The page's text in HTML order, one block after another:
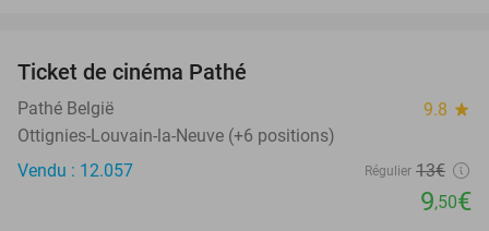
Ticket de cinéma Pathé
Pathé België 9.8 star
Ottignies-Louvain-la-Neuve (+6 positions)
Vendu : 12.057
Régulier 13€
9,50€